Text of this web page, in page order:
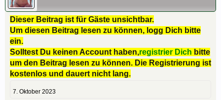
Dieser Beitrag ist für Gäste unsichtbar.
Um diesen Beitrag lesen zu können, logg Dich bitte
ein.
Solltest Du keinen Account haben,registrier Dich bitte
um den Beitrag lesen zu können. Die Registrierung ist
kostenlos und dauert nicht lang.
7. Oktober 2023